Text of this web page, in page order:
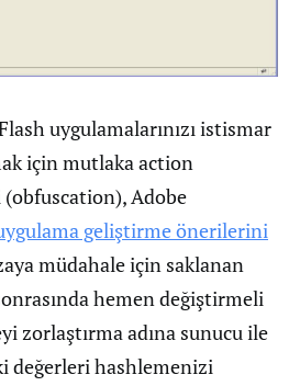
uygulamalarınızı istismar
için mutlaka action
Adobe
geliştirme önerilerini
müdahale için saklanan
hemen değiştirmeli
zorlaştırma adına sunucu ile
değerleri hashlemenizi